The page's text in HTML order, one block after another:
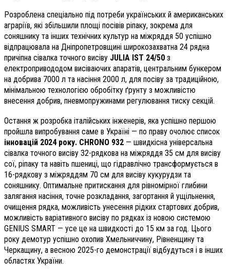
Розроблена спеціально під потреби українських й американських
аграріїв, які збільшили площі посівів ріпаку, зокрема для
соняшнику та інших технічних культур на міжряддя 50 успішно
відпрацювала на Дніпропетровщині широкозахватна 24 рядна
причіпна сівалка точного висіву JULIA IST 24/50 з
електропривододом висіваючих апаратів, центральним бункером
на добрива 7000 л та насіння 2000 л, для посіву за традиційною,
мінімальною технологією обробітку ґрунту з можливістю
внесення добрив, пневмопружинами регулювання тиску секцій.
Остання ж розробка італійських інженерів, яка успішно першою
пройшла випробування саме в Україні — по праву очолює список
інновацій 2024 року. СHRONO 932 — швидкісна універсальна
сівалка точного висіву 32-рядкова на міжряддя 35 см для висіву
сої, ріпаку та навіть пшениці, що гідравлічно трансформується в
16-рядкову з міжряддям 70 см для висіву кукурудзи та
соняшнику. Оптимальне притискання для рівномірної глибини
залягання насіння, точне розкладання, загортання й ущільнення,
очищення рядка, можливість унесення рідких стартових добрив,
можливість варіативного висіву по рядках із новою системою
GENIUS SMART — усе це на швидкості до 15 км за год. Цього
року демотур успішно охопив Хмельниччину, Рівненщину та
Черкащину, а весною 2025-го демонстрації відбудуться і в інших
областях України.